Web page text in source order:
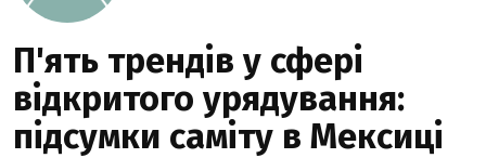
П'ять трендів у сфері
відкритого урядування:
підсумки саміту в Мексиці